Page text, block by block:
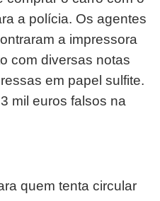
a polícia. Os agentes
a impressora
com diversas notas
em papel sulfite.
mil euros falsos na
quem tenta circular